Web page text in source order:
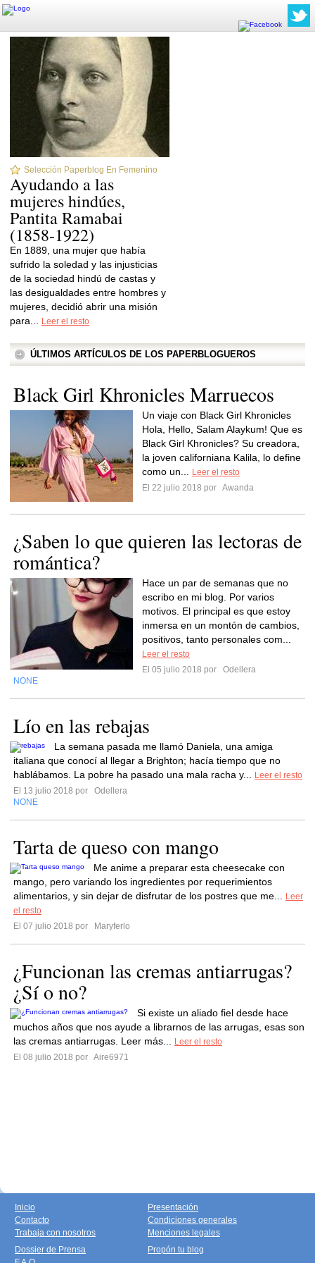
Selección Paperblog En Femenino
Ayudando a las
mujeres hindúes,
Pantita Ramabai
(1858-1922)
En 1889, una mujer que había
sufrido la soledad y las injusticias
de la sociedad hindú de castas y
las desigualdades entre hombres y
mujeres, decidió abrir una misión
para...
Leer el resto
ÚLTIMOS ARTÍCULOS DE LOS PAPERBLOGUEROS
Black Girl Khronicles Marruecos
Un viaje con Black Girl Khronicles
Hola, Hello, Salam Alaykum! Que es
Black Girl Khronicles? Su creadora,
la joven californiana Kalila, lo define
como un...
Leer el resto
El 22 julio 2018 por Awanda
¿Saben lo que quieren las lectoras de
romántica?
Hace un par de semanas que no
escribo en mi blog. Por varios
motivos. El principal es que estoy
inmersa en un montón de cambios,
positivos, tanto personales com...
Leer el resto
El 05 julio 2018 por
Odellera
NONE
Lío en las rebajas
La semana pasada me llamó Daniela, una amiga
italiana que conocí al llegar a Brighton; hacía tiempo que no
hablábamos. La pobre ha pasado una mala racha y...
Leer el resto
El 13 julio 2018 por
Odellera
NONE
Tarta de queso con mango
Me anime a preparar esta cheesecake con
mango, pero variando los ingredientes por requerimientos
alimentarios, y sin dejar de disfrutar de los postres que me...
Leer
el resto
El 07 julio 2018 por
Maryferlo
¿Funcionan las cremas antiarrugas?
¿Sí o no?
Si existe un aliado fiel desde hace
muchos años que nos ayude a librarnos de las arrugas, esas son
las cremas antiarrugas. Leer más...
Leer el resto
El 08 julio 2018 por Aire6971
Inicio
Contacto
Trabaja con nosotros
Presentación
Condiciones generales
Menciones legales
Dossier de Prensa
Propón tu blog